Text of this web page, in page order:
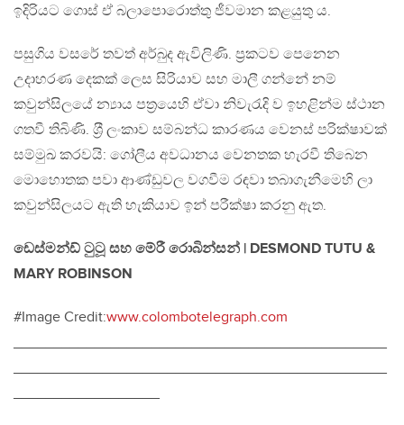
ඉදිරියට ගොස් ඒ බලාපොරොත්තු ජීවමාන කළයුතු ය.
පසුගිය වසරේ තවත් අර්බුද ඇවිලිණි. ප‍්‍රකටව පෙනෙන
උදාහරණ දෙකක් ලෙස සිරියාව සහ මාලී ගන්නේ නම්
කවුන්සිලයේ න්‍යාය පත‍්‍රයෙහි ඒවා නිවැරැදි ව ඉහළින්ම ස්ථාන
ගතවී තිබිණි. ශ‍්‍රී ලංකාව සම්බන්ධ කාරණය වෙනස් පරික්ෂාවක්
සම්මුඛ කරවයි: ගෝලීය අවධානය වෙනතක හැරවී තිබෙන
මොහොතක පවා ආණ්ඩුවල වගවීම රඳවා තබාගැනීමෙහි ලා
කවුන්සිලයට ඇති හැකියාව ඉන් පරීක්ෂා කරනු ඇත.
ඩෙස්මන්ඩ් ටුටූ සහ මේරී රොබින්සන් | DESMOND TUTU &
MARY ROBINSON
#Image Credit:www.colombotelegraph.com